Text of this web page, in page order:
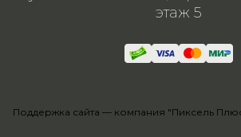
этаж 5
Поддержка сайта — компания "Пиксель